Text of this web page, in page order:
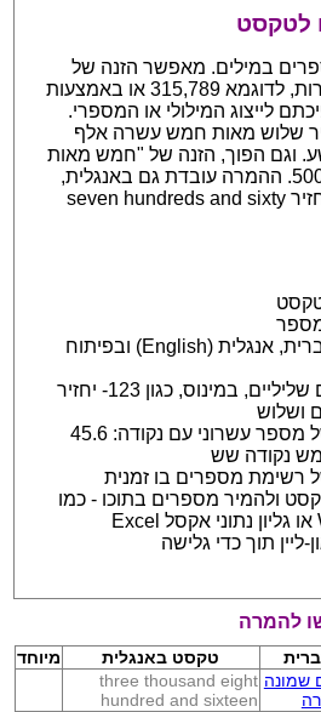
לטקסט
במילים. מאפשר הזנה של
מספרים באמצעות ספרות, לדוגמא 315,789 או באמצעות
לייצוג המילולי או המספרי.
315,789 תחזיר שלוש מאות חמש עשרה אלף
וגם הפוך, הזנה של "חמש מאות
אלף ואחד" יחזיר: 500,001. ההמרה עובדת גם באנגלית,
לדוגמא, המספר 765 יחזיר seven hundreds and sixty
המרה בשפות: עברית, אנגלית (English) ובפיתוח
עובד עם מספרים שליליים, במינוס, כגון 123- יחזיר
ושלוש
מאפשר המרה של מספר עשרוני עם נקודה: 45.6
נקודה שש
מספרים בו זמנית
ולהמיר מספרים בתוכו - כמו
תוך כדי גלישה
להמרה
טקסט באנגלית
מיוחד
שמונה three thousand eight
hundred and sixteen